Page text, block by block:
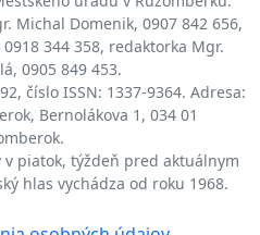
Michal Domenik, 0907 842 656,
344 358, redaktorka Mgr.
0905 849 453.
číslo ISSN: 1337-9364. Adresa:
Bernolákova 1, 034 01
v piatok, týždeň pred aktuálnym
hlas vychádza od roku 1968.